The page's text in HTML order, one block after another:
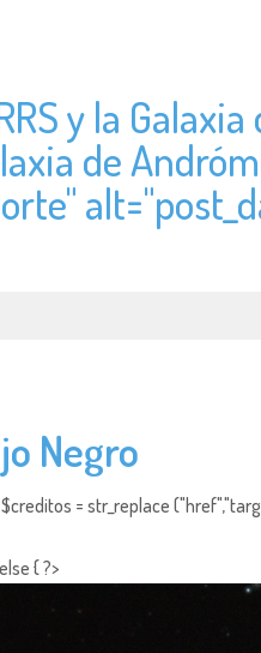
y la
de
alt="
Negro
= str_replace
{ ?>